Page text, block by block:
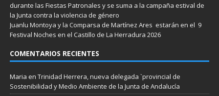
durante las Fiestas Patronales y se suma a la campaña estival de
la Junta contra la violencia de género
Juanlu Montoya y la Comparsa de Martínez Ares estarán en el 9
Festival Noches en el Castillo de La Herradura 2026
COMENTARIOS RECIENTES
Maria en Trinidad Herrera, nueva delegada `provincial de
Sostenibilidad y Medio Ambiente de la Junta de Andalucía